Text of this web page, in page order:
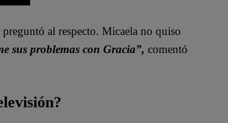
al respecto. Micaela no quiso
sus problemas con Gracia”, comentó